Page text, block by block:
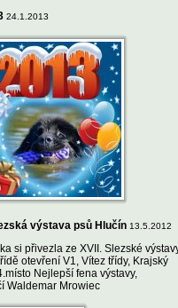
24.1.2013
výstava psů Hlučín 13.5.2012
si přivezla ze XVII. Slezské
otevření V1, Vítez třídy, Krajský
Nejlepší fena výstavy,
Waldemar Mrowiec